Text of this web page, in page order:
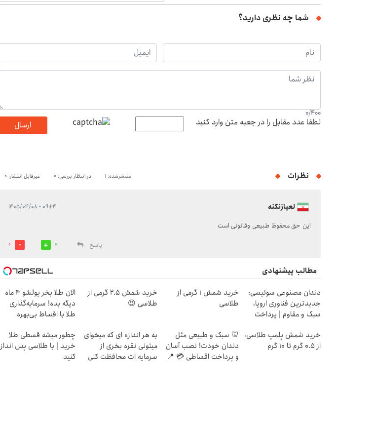
شما چه نظری دارید؟
0/400
لطفا عدد مقابل را در جعبه متن وارد کنید ارسال
نظرات منتشرشده: 1 در انتظار بررسی: 0 غیرقابل انتشار: 0
لعیازنگنه ۰۹:۲۴ - ۱۴۰۵/۰۴/۰۸
این حق محفوظ طبیعی وقانونی است
پاسخ
0
0
مطالب پیشنهادی
دندان مصنوعی سوئیسی:
جدیدترین فناوری اروپا،
سبک و مقاوم | پرداخت
خرید شمش 1 گرمی از
طلاسی
خرید شمش 2.5 گرمی از
طلاسی 😍
الان طلا بخر پولشو 4 ماه
دیگه بده! سرمایه‌گذاری
طلا با اقساط بی‌بهره
خرید شمش پلمپ طلاسی،
از ۰.۵ گرم تا ۱۰ گرم
🦷 سبک و طبیعی مثل
دندان خودت! نصب آسان
و پرداخت اقساطی 💳 📍
به هر اندازه ای که میخوای
میتونی نقره بخری از
سرمایه ات محافظت کنی
چطور میشه قسطی طلا
خرید | با طلاسی پس انداز
کنید